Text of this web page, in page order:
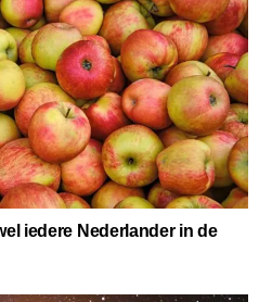
iedere Nederlander in de